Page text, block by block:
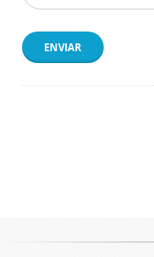
ENVIAR